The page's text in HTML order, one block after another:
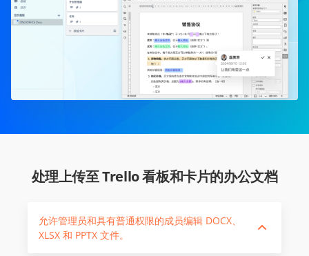
处理上传至 Trello 看板和卡片的办公文档
允许管理员和具有普通权限的成员编辑 DOCX、
XLSX 和 PPTX 文件。